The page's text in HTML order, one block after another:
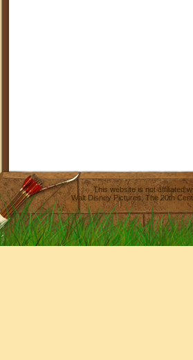
This website is not affiliated
Walt Disney Pictures,The 20th